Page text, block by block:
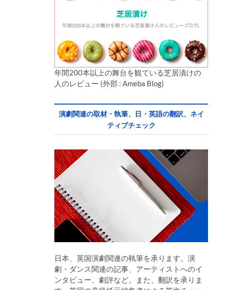
年間200本以上の舞台を観ている芝居漬けの
人のレビュー (外部 : Ameba Blog)
演劇関連の取材・執筆、日・英語の翻訳、ネイ
ティブチェック
日本、英国演劇関連の執筆を承ります。演
劇・ダンス関連の記事、アーティストへのイ
ンタビュー、劇評など。また、翻訳を承りま